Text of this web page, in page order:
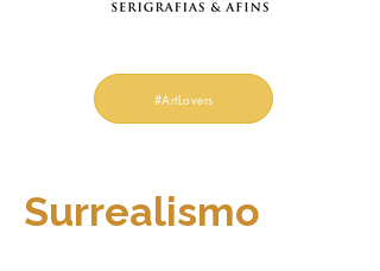
#ArtLovers
Surrealismo